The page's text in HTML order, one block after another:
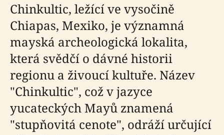
Chinkultic, ležící ve vysočině
Chiapas, Mexiko, je významná
mayská archeologická lokalita,
která svědčí o dávné historii
regionu a živoucí kultuře. Název
"Chinkultic", což v jazyce
yucateckých Mayů znamená
"stupňovitá cenote", odráží určující